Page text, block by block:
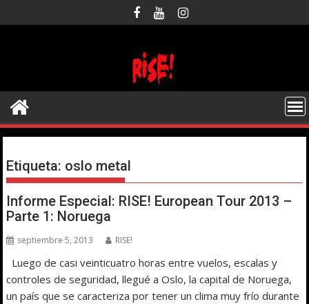
al
Etiqueta: oslo metal
Informe Especial: RISE! European Tour 2013 –
Parte 1: Noruega
septiembre 5, 2013 RISE!
Luego de casi veinticuatro horas entre vuelos, escalas y
controles de seguridad, llegué a Oslo, la capital de Noruega,
un país que se caracteriza por tener un clima muy frío durante